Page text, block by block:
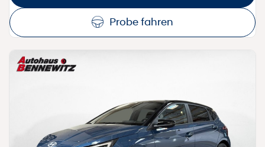
Probe fahren